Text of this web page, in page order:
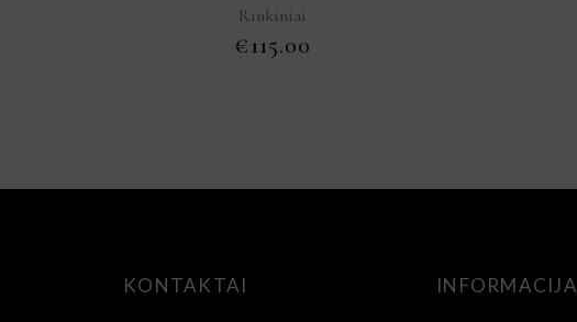
Rinkiniai
€115.00
KONTAKTAI INFORMACIJA